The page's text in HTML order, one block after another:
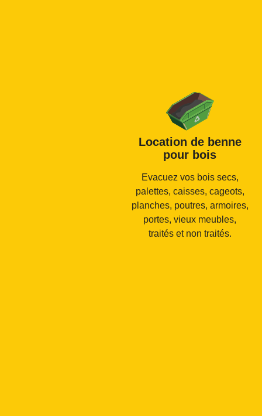
Location de benne
pour bois
Evacuez vos bois secs,
palettes, caisses, cageots,
planches, poutres, armoires,
portes, vieux meubles,
traités et non traités.